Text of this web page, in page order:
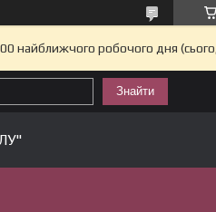
найближчого робочого дня
Знайти